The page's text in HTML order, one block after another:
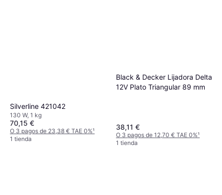
Silverline 421042
130 W, 1 kg
70,15 €
O 3 pagos de 23,38 € TAE 0%¹
1 tienda
Black & Decker Lijadora Delta
12V Plato Triangular 89 mm
38,11 €
O 3 pagos de 12,70 € TAE 0%¹
1 tienda